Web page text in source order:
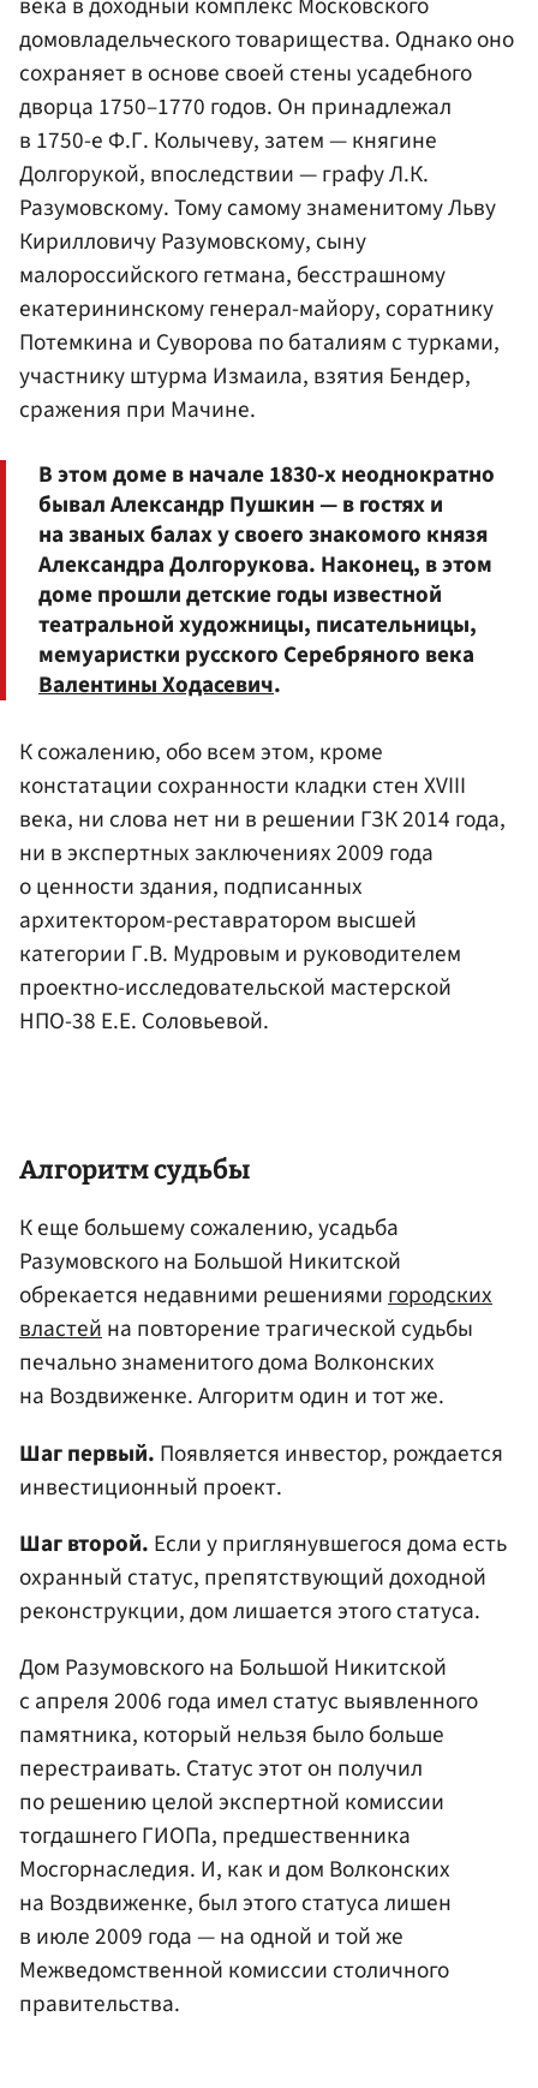
домовладельческого товарищества. Однако оно
сохраняет в основе своей стены усадебного
дворца 1750–1770 годов. Он принадлежал
в 1750-е Ф.Г. Колычеву, затем — княгине
Долгорукой, впоследствии — графу Л.К.
Разумовскому. Тому самому знаменитому Льву
Кирилловичу Разумовскому, сыну
малороссийского гетмана, бесстрашному
екатерининскому генерал-майору, соратнику
Потемкина и Суворова по баталиям с турками,
участнику штурма Измаила, взятия Бендер,
сражения при Мачине.
В этом доме в начале 1830-х неоднократно
бывал Александр Пушкин — в гостях и
на званых балах у своего знакомого князя
Александра Долгорукова. Наконец, в этом
доме прошли детские годы известной
театральной художницы, писательницы,
мемуаристки русского Серебряного века
Валентины Ходасевич.
К сожалению, обо всем этом, кроме
констатации сохранности кладки стен XVIII
века, ни слова нет ни в решении ГЗК 2014 года,
ни в экспертных заключениях 2009 года
о ценности здания, подписанных
архитектором-реставратором высшей
категории Г.В. Мудровым и руководителем
проектно-исследовательской мастерской
НПО-38 Е.Е. Соловьевой.
Алгоритм судьбы
К еще большему сожалению, усадьба
Разумовского на Большой Никитской
обрекается недавними решениямигородских
властейна повторение трагической судьбы
печально знаменитого дома Волконских
на Воздвиженке. Алгоритм один и тот же.
Шаг первый. Появляется инвестор, рождается
инвестиционный проект.
Шаг второй. Если у приглянувшегося дома есть
охранный статус, препятствующий доходной
реконструкции, дом лишается этого статуса.
Дом Разумовского на Большой Никитской
с апреля 2006 года имел статус выявленного
памятника, который нельзя было больше
перестраивать. Статус этот он получил
по решению целой экспертной комиссии
тогдашнего ГИОПа, предшественника
Мосгорнаследия. И, как и дом Волконских
на Воздвиженке, был этого статуса лишен
в июле 2009 года — на одной и той же
Межведомственной комиссии столичного
правительства.